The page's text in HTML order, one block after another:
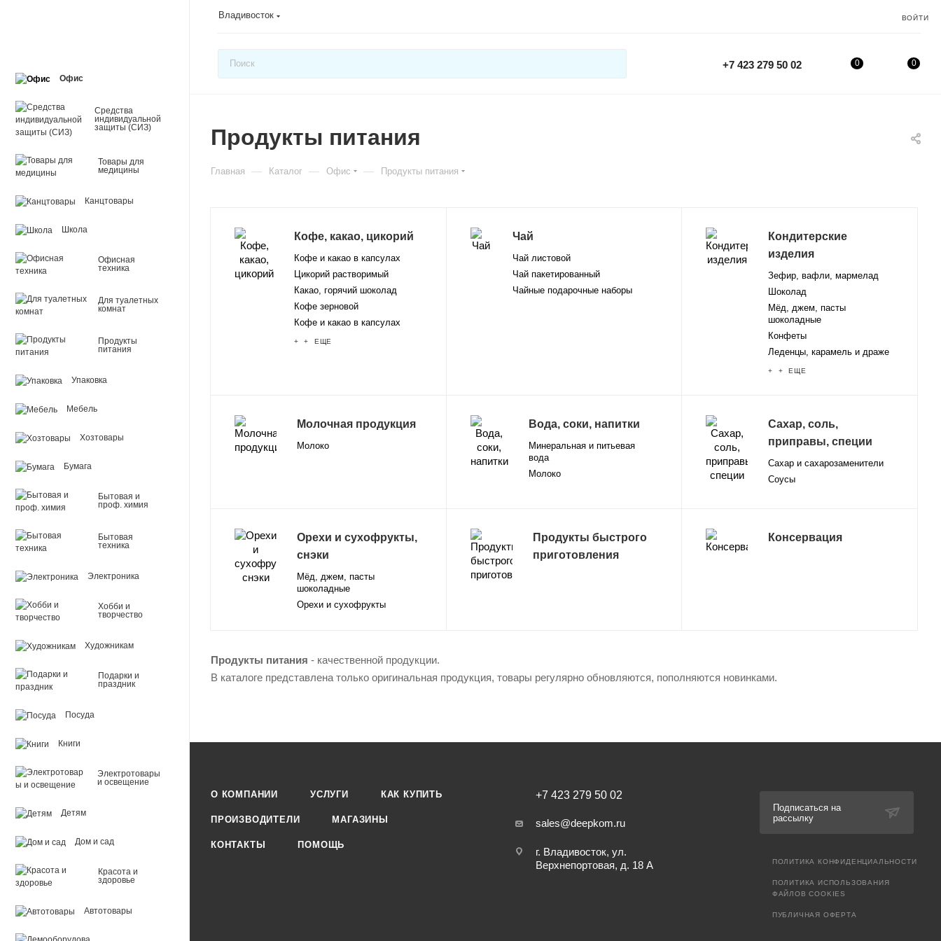
Владивосток ВОЙТИ
+7 423 279 50 02 0
0
Офис
Средства
индивидуальной
защиты (СИЗ)
Товары для
медицины
Канцтовары
Школа
Офисная
техника
Для туалетных
комнат
Продукты
питания
Упаковка
Мебель
Хозтовары
Бумага
Бытовая и
проф. химия
Бытовая
техника
Электроника
Хобби и
творчество
Художникам
Подарки и
праздник
Посуда
Книги
Электротовары
и освещение
Детям
Дом и сад
Красота и
здоровье
Автотовары
Продукты питания
Главная — Каталог — Офис — Продукты питания
Кофе, какао, цикорий
Кофе и какао в капсулах
Цикорий растворимый
Какао, горячий шоколад
Кофе зерновой
Кофе и какао в капсулах
+ + ЕЩЕ
Чай
Чай листовой
Чай пакетированный
Чайные подарочные наборы
Кондитерские
изделия
Зефир, вафли, мармелад
Шоколад
Мёд, джем, пасты
шоколадные
Конфеты
Леденцы, карамель и драже
+ + ЕЩЕ
Молочная продукция
Молоко
Вода, соки, напитки
Минеральная и питьевая
вода
Молоко
Сахар, соль,
приправы, специи
Сахар и сахарозаменители
Соусы
Орехи и сухофрукты,
снэки
Мёд, джем, пасты
шоколадные
Орехи и сухофрукты
Продукты быстрого
приготовления
Консервация
Продукты питания - качественной продукции.
В каталоге представлена только оригинальная продукция, товары регулярно обновляются, пополняются новинками.
О КОМПАНИИ УСЛУГИ КАК КУПИТЬ
ПРОИЗВОДИТЕЛИ МАГАЗИНЫ
КОНТАКТЫ ПОМОЩЬ
+7 423 279 50 02
sales@deepkom.ru
г. Владивосток, ул.
Верхнепортовая, д. 18 А
Подписаться на
рассылку
ПОЛИТИКА КОНФИДЕНЦИАЛЬНОСТИ
ПОЛИТИКА ИСПОЛЬЗОВАНИЯ
ФАЙЛОВ COOKIES
ПУБЛИЧНАЯ ОФЕРТА